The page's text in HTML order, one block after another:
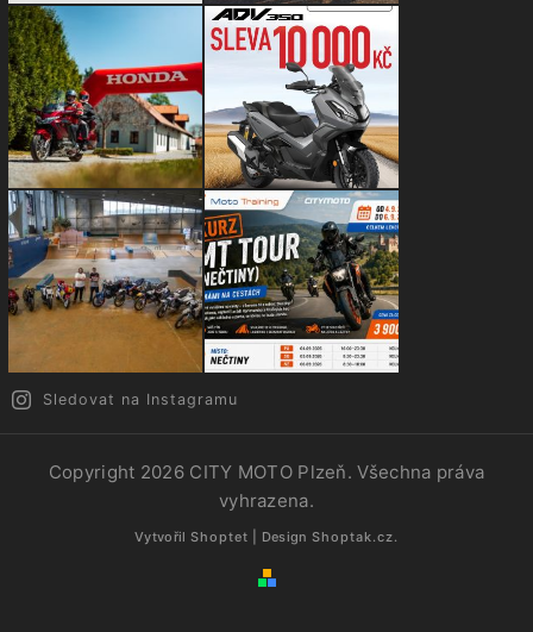
Sledovat na Instagramu
Copyright 2026 CITY MOTO Plzeň. Všechna práva
vyhrazena.
Vytvořil Shoptet | Design Shoptak.cz.